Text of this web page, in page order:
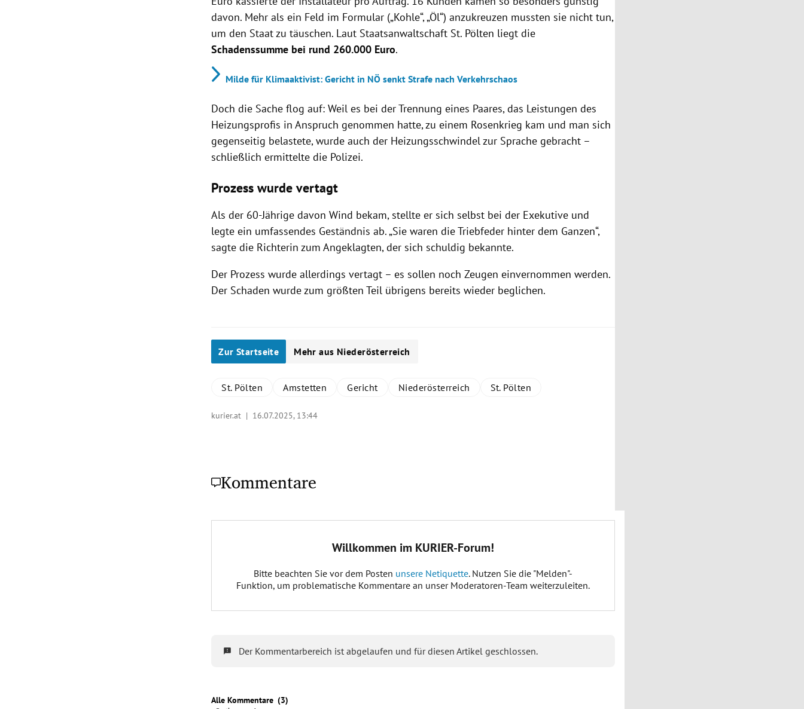
davon. Mehr als ein Feld im Formular („Kohle“, „Öl“) anzukreuzen mussten sie nicht tun,
um den Staat zu täuschen. Laut Staatsanwaltschaft St. Pölten liegt die
Schadenssumme bei rund 260.000 Euro.
Milde für Klimaaktivist: Gericht in NÖ senkt Strafe nach Verkehrschaos
Doch die Sache flog auf: Weil es bei der Trennung eines Paares, das Leistungen des
Heizungsprofis in Anspruch genommen hatte, zu einem Rosenkrieg kam und man sich
gegenseitig belastete, wurde auch der Heizungsschwindel zur Sprache gebracht –
schließlich ermittelte die Polizei.
Prozess wurde vertagt
Als der 60-Jährige davon Wind bekam, stellte er sich selbst bei der Exekutive und
legte ein umfassendes Geständnis ab. „Sie waren die Triebfeder hinter dem Ganzen“,
sagte die Richterin zum Angeklagten, der sich schuldig bekannte.
Der Prozess wurde allerdings vertagt – es sollen noch Zeugen einvernommen werden.
Der Schaden wurde zum größten Teil übrigens bereits wieder beglichen.
Zur Startseite Mehr aus Niederösterreich
St. Pölten Amstetten Gericht Niederösterreich St. Pölten
kurier.at | 16.07.2025, 13:44
Kommentare